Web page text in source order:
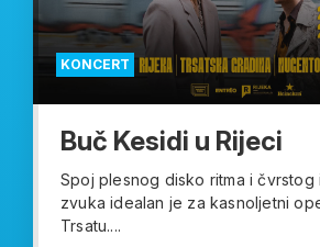
KONCERT
Buč Kesidi u Rijeci
Spoj plesnog disko ritma i
zvuka idealan je za kasnoljetni
Trsatu....